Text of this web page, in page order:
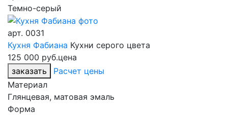
Темно-серый
арт. 0031
Кухня Фабиана Кухни серого цвета
125 000 руб.цена
заказать
Расчет цены
Материал
Глянцевая, матовая эмаль
Форма